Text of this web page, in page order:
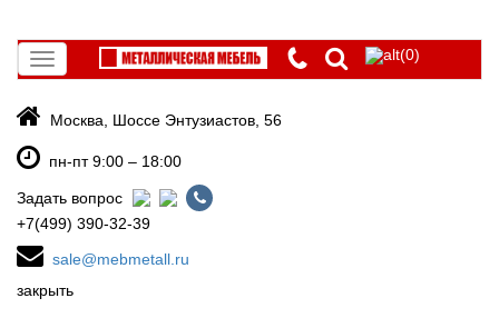
Toggle
navigation
(0)
Москва, Шоссе Энтузиастов, 56
пн-пт 9:00 – 18:00
Задать вопрос
+7(499) 390-32-39
sale@mebmetall.ru
закрыть